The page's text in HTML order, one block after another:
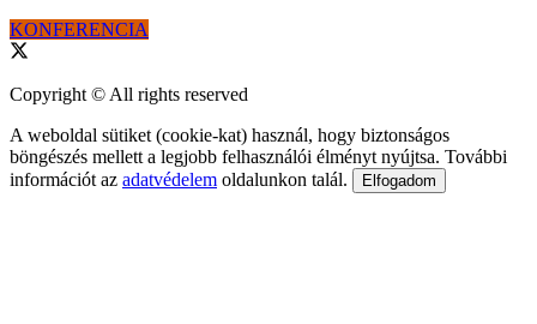
KONFERENCIA
Copyright © All rights reserved
A weboldal sütiket (cookie-kat) használ, hogy biztonságos
böngészés mellett a legjobb felhasználói élményt nyújtsa. További
információt az adatvédelem oldalunkon talál. Elfogadom